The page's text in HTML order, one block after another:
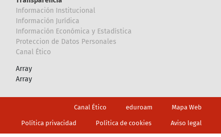
Información Institucional
Información Jurídica
Información Económica y Estadística
Proteccion de Datos Personales
Canal Ético
Array
Array
Canal Ético eduroam Mapa Web
Política privacidad Política de cookies Aviso legal